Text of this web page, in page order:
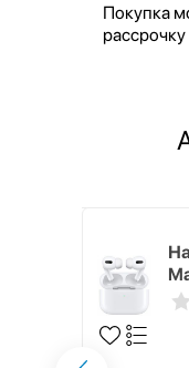
Покупка
рассрочку